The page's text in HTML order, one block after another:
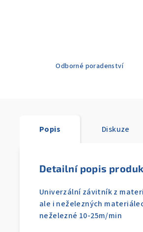
Odborné poradenství
Popis Diskuze
Detailní popis
Univerzální závitník z
ale i neželezných
neželezné 10-25m/min